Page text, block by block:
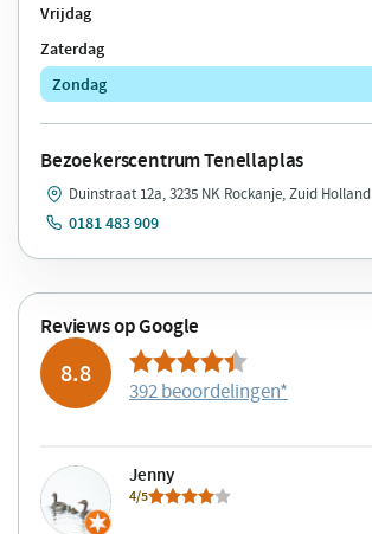
Vrijdag
Zaterdag
Zondag
Bezoekerscentrum Tenellaplas
Duinstraat 12a, 3235 NK Rockanje, Zuid Holland
0181 483 909
Reviews op Google
8.8
392 beoordelingen*
Jenny
4/5